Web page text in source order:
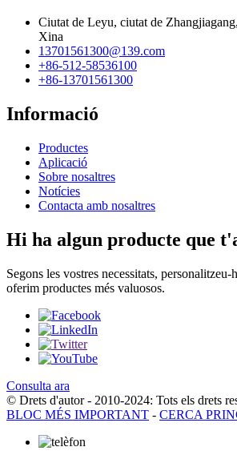
Ciutat de Leyu, ciutat de
Xina
13701561300@139.com
+86-512-58536100
+86-13701561300
Informació
Productes
Aplicació
Sobre nosaltres
Notícies
Contacta amb nosaltres
Hi ha algun producte que
Segons les vostres necessitats,
oferim productes més valuosos.
Consulta ara
© Drets d'autor - 2010-2024: Tots els drets
BLOC MÉS IMPORTANT - CERCA